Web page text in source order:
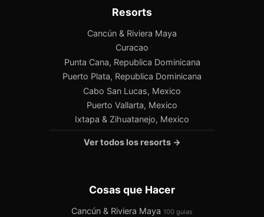
Resorts
Cancún & Riviera Maya
Curacao
Punta Cana, Republica Dominicana
Puerto Plata, Republica Dominicana
Cabo San Lucas, Mexico
Puerto Vallarta, Mexico
Ixtapa & Zihuatanejo, Mexico
Ver todos los resorts →
Cosas que Hacer
Cancún & Riviera Maya 100 guias